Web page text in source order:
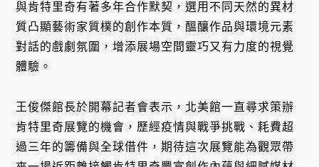
與肯特里奇有著多年合作默契，選用不同天然的異材
質凸顯藝術家質樸的創作本質，醞釀作品與環境元素
對話的戲劇氛圍，增添展場空間靈巧又有力度的視覺
體驗。
王俊傑館長於開幕記者會表示，北美館一直尋求策辦
肯特里奇展覽的機會，歷經疫情與戰爭挑戰、耗費超
過三年的籌備與全球借件，期待這次展覽能為觀眾帶